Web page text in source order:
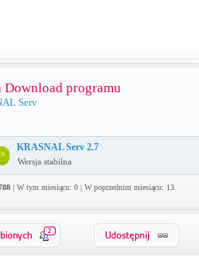
Download programu
Serv
KRASNAL Serv 2.7
Wersja stabilna
| W tym miesiącu: 0 | W poprzednim miesiącu: 13
2